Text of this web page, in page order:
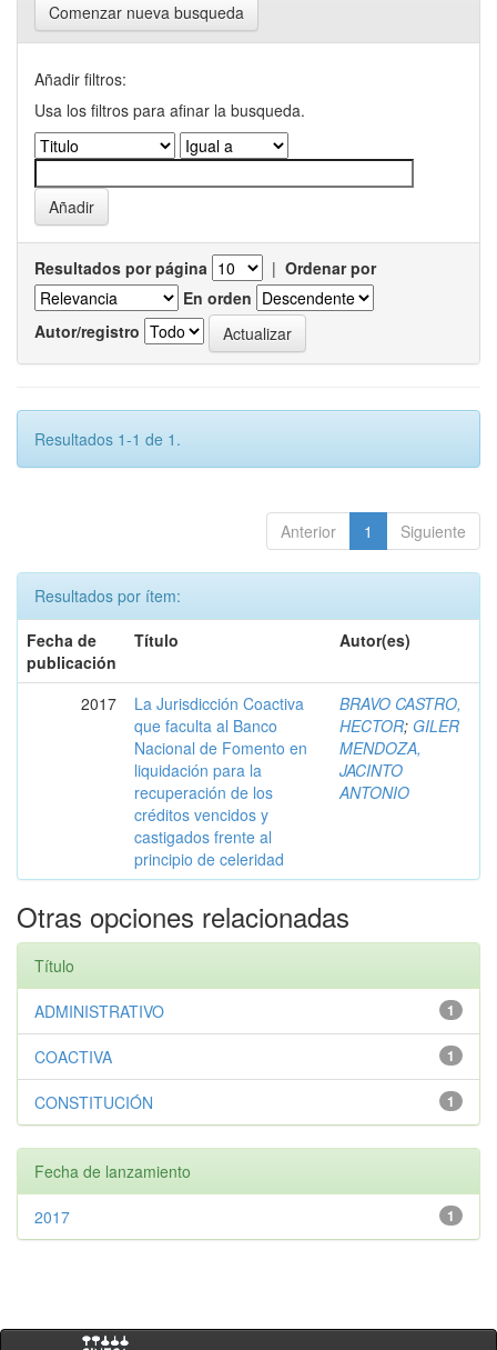
Comenzar nueva busqueda
Añadir filtros:
Usa los filtros para afinar la busqueda.
Resultados por página | Ordenar por
En orden
Autor/registro
Resultados 1-1 de 1.
Anterior 1 Siguiente
Resultados por ítem:
Fecha de
publicación
Título Autor(es)
2017
La Jurisdicción Coactiva
que faculta al Banco
Nacional de Fomento en
liquidación para la
recuperación de los
créditos vencidos y
castigados frente al
principio de celeridad
BRAVO CASTRO,
HECTOR; GILER
MENDOZA,
JACINTO
ANTONIO
Otras opciones relacionadas
Título
1
ADMINISTRATIVO
1
COACTIVA
1
CONSTITUCIÓN
Fecha de lanzamiento
1
2017